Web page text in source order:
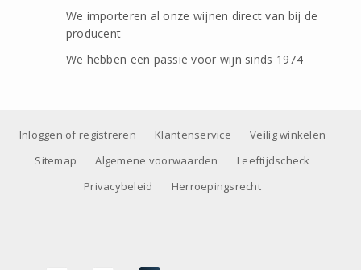
We importeren al onze wijnen direct van bij de
producent
We hebben een passie voor wijn sinds 1974
Inloggen of registreren Klantenservice
Veilig winkelen
Sitemap
Algemene voorwaarden
Leeftijdscheck
Privacybeleid
Herroepingsrecht